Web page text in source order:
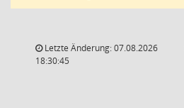
Letzte Änderung: 07.08.2026
18:30:45